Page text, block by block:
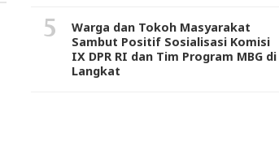
Warga dan Tokoh Masyarakat
Sambut Positif Sosialisasi Komisi
IX DPR RI dan Tim Program MBG di
Langkat